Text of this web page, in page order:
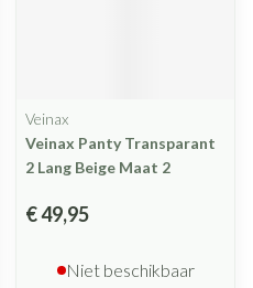
Veinax
Veinax Panty Transparant
2 Lang Beige Maat 2
€ 49,95
Niet beschikbaar